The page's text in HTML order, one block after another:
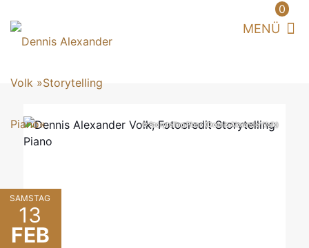
0
SAMSTAG
13
FEB
© Storytelling Piano (Dennis Alexander Volk)